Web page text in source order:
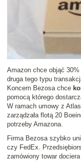
Amazon chce objąć
druga tego typu
Koncern Bezosa chce
pomocą którego
W ramach umowy z
zarządzała flotą 20
potrzeby Amazona.
Firma Bezosa szybko
czy FedEx.
zamówiony towar